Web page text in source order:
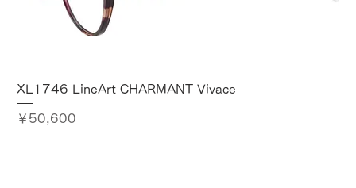
XL1746 LineArt CHARMANT Vivace
価格
￥50,600